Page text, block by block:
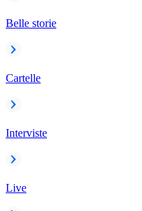
Belle storie
Cartelle
Interviste
Live